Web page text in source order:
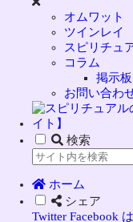
オムワット
ツインレイ
スピリチュ
コラム
掲示板
お問い合わ
検索
ホーム
シェア
Twitter Facebook